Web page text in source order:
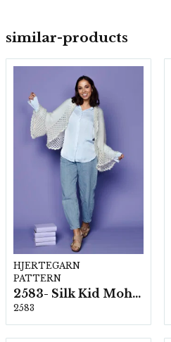
similar-products
HJERTEGARN
PATTERN
2583- Silk Kid Mohair
2583